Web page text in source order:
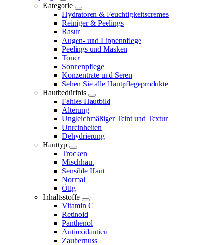
Kategorie
Hydratoren & Feuchtigkeitscremes
Reiniger & Peelings
Rasur
Augen- und Lippenpflege
Peelings und Masken
Toner
Sonnenpflege
Konzentrate und Seren
Sehen Sie alle Hautpflegeprodukte
Hautbedürfnis
Fahles Hautbild
Alterung
Ungleichmäßiger Teint und Textur
Unreinheiten
Dehydrierung
Hauttyp
Trocken
Mischhaut
Sensible Haut
Normal
Ölig
Inhaltsstoffe
Vitamin C
Retinoid
Panthenol
Antioxidantien
Zaubernuss